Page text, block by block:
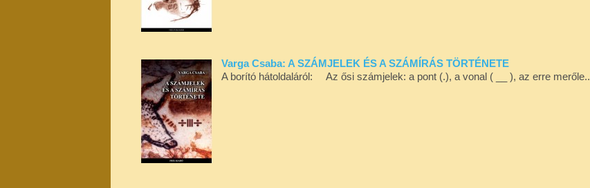
Varga Csaba: A SZÁMJELEK ÉS A SZÁMÍRÁS TÖRTÉNETE
A borító hátoldaláról: Az ősi számjelek: a pont (.), a vonal ( __ ), az erre merőle..